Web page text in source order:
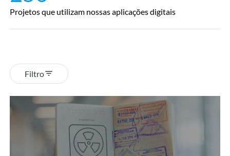
Projetos que utilizam nossas aplicações digitais
Filtro
Passaporte